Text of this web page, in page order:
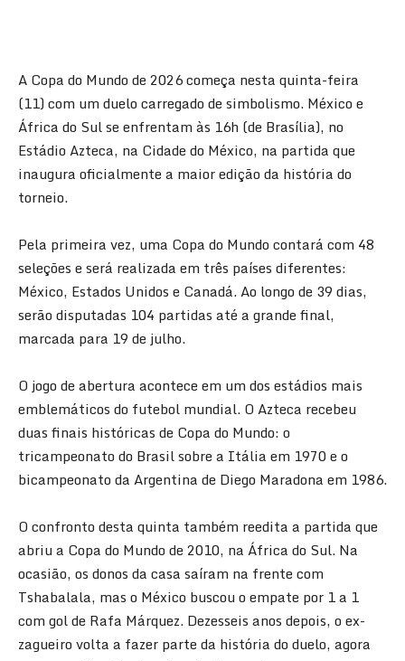
A Copa do Mundo de 2026 começa nesta quinta-feira
(11) com um duelo carregado de simbolismo. México e
África do Sul se enfrentam às 16h (de Brasília), no
Estádio Azteca, na Cidade do México, na partida que
inaugura oficialmente a maior edição da história do
torneio.
Pela primeira vez, uma Copa do Mundo contará com 48
seleções e será realizada em três países diferentes:
México, Estados Unidos e Canadá. Ao longo de 39 dias,
serão disputadas 104 partidas até a grande final,
marcada para 19 de julho.
O jogo de abertura acontece em um dos estádios mais
emblemáticos do futebol mundial. O Azteca recebeu
duas finais históricas de Copa do Mundo: o
tricampeonato do Brasil sobre a Itália em 1970 e o
bicampeonato da Argentina de Diego Maradona em 1986.
O confronto desta quinta também reedita a partida que
abriu a Copa do Mundo de 2010, na África do Sul. Na
ocasião, os donos da casa saíram na frente com
Tshabalala, mas o México buscou o empate por 1 a 1
com gol de Rafa Márquez. Dezesseis anos depois, o ex-
zagueiro volta a fazer parte da história do duelo, agora